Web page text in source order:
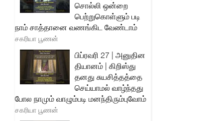
சொல்லி ஒன்றை
பெற்றுகொள்ளும் படி
நாம் சாத்தானை வணங்கிட வேண்டாம்
சகரியா பூணன்
பிப்ரவரி 27 | அனுதின
தியானம் | கிறிஸ்து
தனது சுயசித்தத்தை
செய்யாமல் வாழ்ந்தது
போல நாமும் வாழும்படி மனந்திரும்புவோம்
சகரியா பூணன்